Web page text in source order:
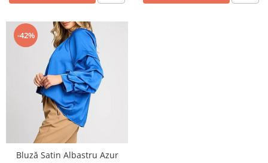
-42%
Bluză Satin Albastru Azur